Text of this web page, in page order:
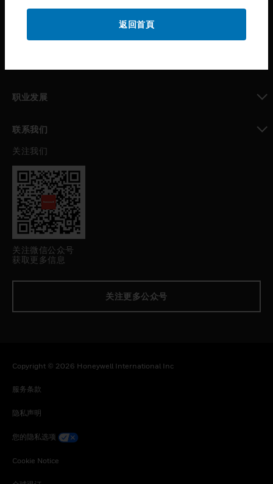
职业发展
联系我们
toggle view
关注我们
关注微信公众号
获取更多信息
关注更多公众号
Copyright © 2026 Honeywell International Inc
服务条款
隐私声明
您的隐私选项
Cookie Notice
返回首頁